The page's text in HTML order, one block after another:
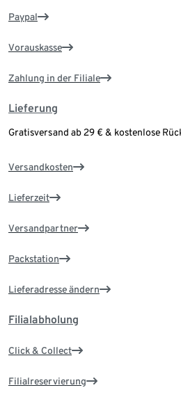
Paypal
Vorauskasse
Zahlung in der Filiale
Lieferung
Gratisversand ab 29 € & kostenlose
Versandkosten
Lieferzeit
Versandpartner
Packstation
Lieferadresse ändern
Filialabholung
Click & Collect
Filialreservierung